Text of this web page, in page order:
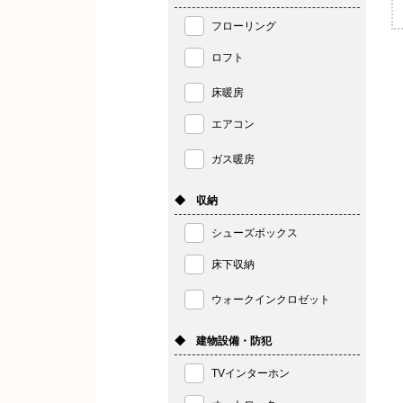
フローリング
ロフト
床暖房
エアコン
ガス暖房
◆ 収納
シューズボックス
床下収納
ウォークインクロゼット
◆ 建物設備・防犯
TVインターホン